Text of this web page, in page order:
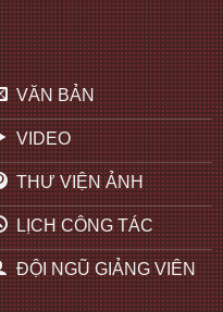
VĂN BẢN
VIDEO
THƯ VIỆN ẢNH
LỊCH CÔNG TÁC
ĐỘI NGŨ GIẢNG VIÊN